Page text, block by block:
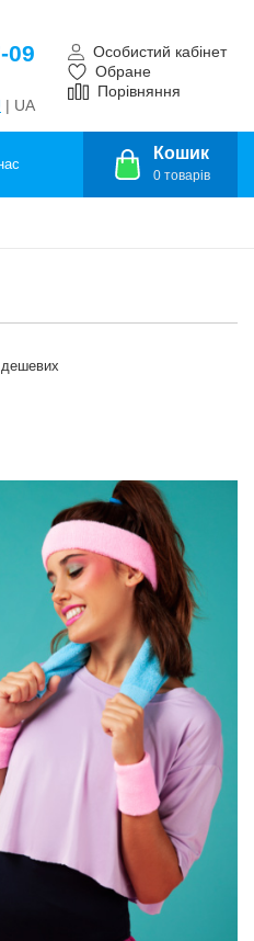
09
| UA
Особистий кабінет
Обране
Порівняння
Кошик
0 товарів
дешевих